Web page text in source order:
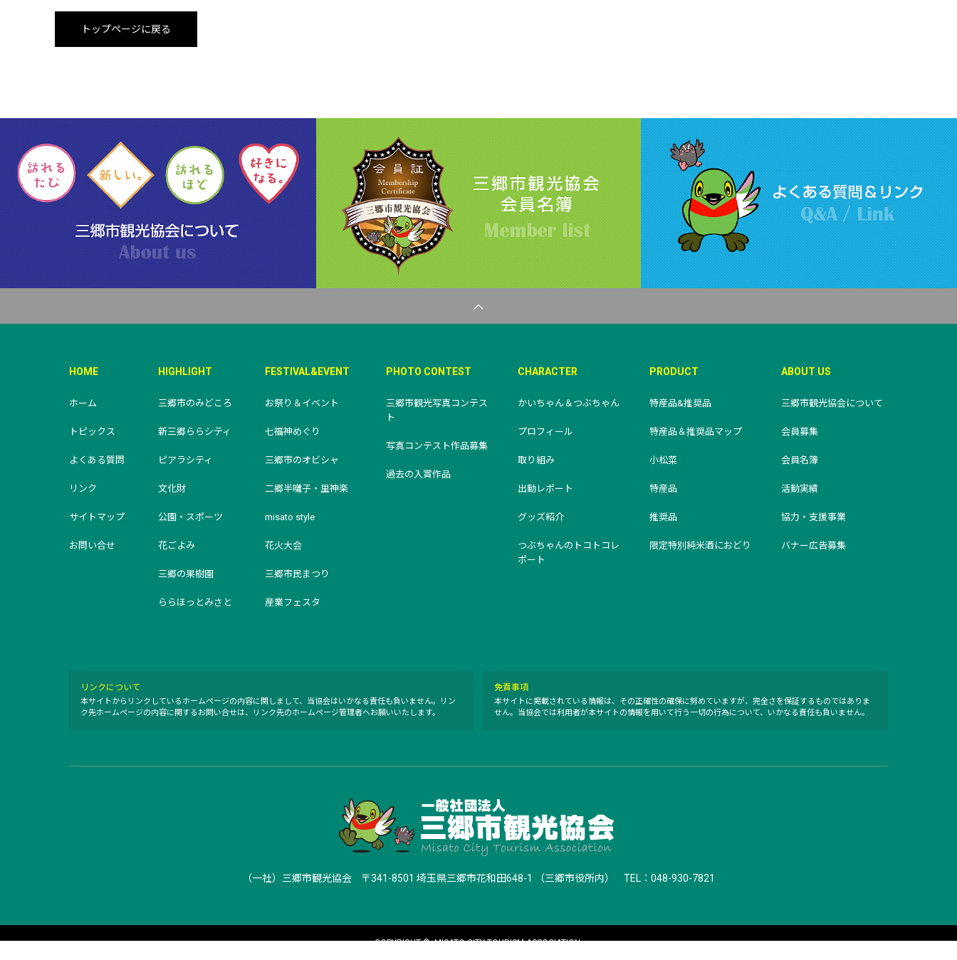
トップページに戻る
HOME
ホーム
トピックス
よくある質問
リンク
サイトマップ
お問い合せ
HIGHLIGHT
三郷市のみどころ
新三郷ららシティ
ピアラシティ
文化財
公園・スポーツ
花ごよみ
三郷の果樹園
ららほっとみさと
FESTIVAL&EVENT
お祭り＆イベント
七福神めぐり
三郷市のオビシャ
二郷半囃子・里神楽
misato style
花火大会
三郷市民まつり
産業フェスタ
PHOTO CONTEST
三郷市観光写真コンテス
ト
写真コンテスト作品募集
過去の入賞作品
CHARACTER
かいちゃん＆つぶちゃん
プロフィール
取り組み
出動レポート
グッズ紹介
つぶちゃんのトコトコレ
ポート
PRODUCT
特産品&推奨品
特産品＆推奨品マップ
小松菜
特産品
推奨品
限定特別純米酒におどり
ABOUT US
三郷市観光協会について
会員募集
会員名簿
活動実績
協力・支援事業
バナー広告募集
リンクについて
本サイトからリンクしているホームページの内容に関しまして、当協会はいかなる責任も負いません。リン
ク先ホームページの内容に関するお問い合せは、リンク先のホームページ管理者へお願いいたします。
免責事項
本サイトに掲載されている情報は、その正確性の確保に努めていますが、完全さを保証するものではありま
せん。当協会では利用者が本サイトの情報を用いて行う一切の行為について、いかなる責任も負いません。
（一社）三郷市観光協会 〒341-8501 埼玉県三郷市花和田648-1 （三郷市役所内） TEL：048-930-7821
COPYRIGHT ©MISATO CITY TOURISM ASSOCIATION.